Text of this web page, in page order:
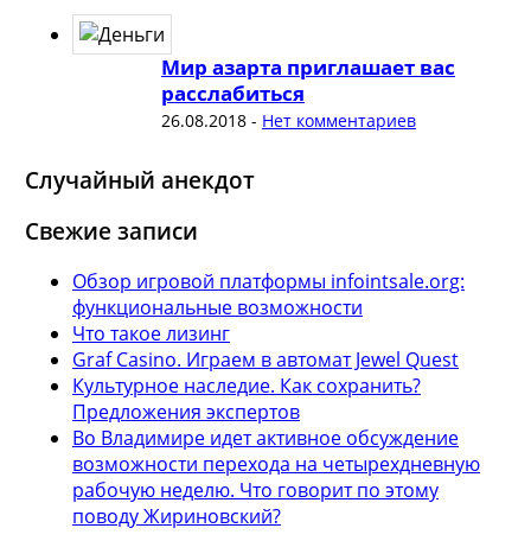
Мир азарта приглашает вас
расслабиться
26.08.2018- Нет комментариев
Случайный анекдот
Свежие записи
Обзор игровой платформы infointsale.org:
функциональные возможности
Что такое лизинг
Graf Casino. Играем в автомат Jewel Quest
Культурное наследие. Как сохранить?
Предложения экспертов
Во Владимире идет активное обсуждение
возможности перехода на четырехдневную
рабочую неделю. Что говорит по этому
поводу Жириновский?